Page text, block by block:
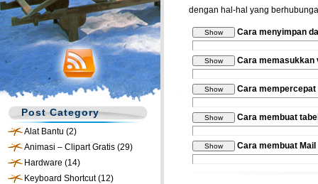
Post Category
Alat Bantu (2)
Animasi – Clipart Gratis (29)
Hardware (14)
Keyboard Shortcut(12)
dengan hal-hal yang
Cara menyimpan
Cara memasukkan
Cara
Cara membuat
Cara membuat